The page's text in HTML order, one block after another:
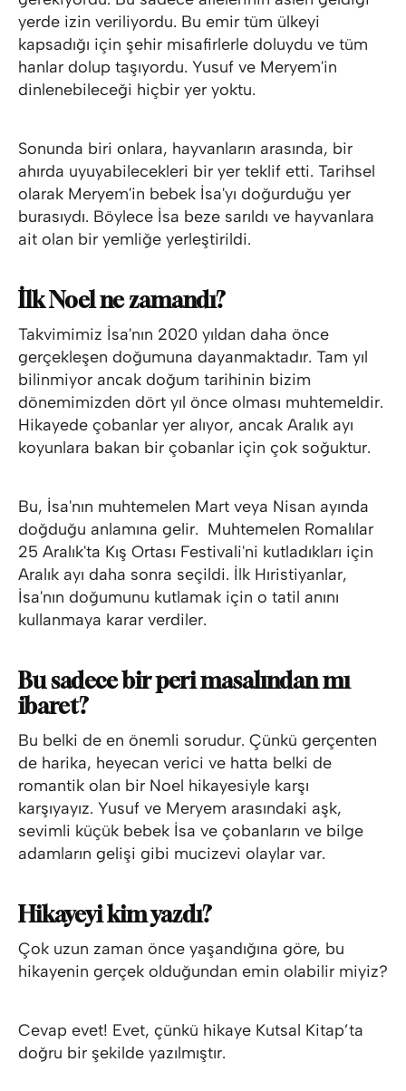
yerde izin veriliyordu. Bu emir tüm ülkeyi
kapsadığı için şehir misafirlerle doluydu ve tüm
hanlar dolup taşıyordu. Yusuf ve Meryem'in
dinlenebileceği hiçbir yer yoktu.
Sonunda biri onlara, hayvanların arasında, bir
ahırda uyuyabilecekleri bir yer teklif etti. Tarihsel
olarak Meryem'in bebek İsa'yı doğurduğu yer
burasıydı. Böylece İsa beze sarıldı ve hayvanlara
ait olan bir yemliğe yerleştirildi.
İlk Noel ne zamandı?
Takvimimiz İsa'nın 2020 yıldan daha önce
gerçekleşen doğumuna dayanmaktadır. Tam yıl
bilinmiyor ancak doğum tarihinin bizim
dönemimizden dört yıl önce olması muhtemeldir.
Hikayede çobanlar yer alıyor, ancak Aralık ayı
koyunlara bakan bir çobanlar için çok soğuktur.
Bu, İsa'nın muhtemelen Mart veya Nisan ayında
doğduğu anlamına gelir. Muhtemelen Romalılar
25 Aralık'ta Kış Ortası Festivali'ni kutladıkları için
Aralık ayı daha sonra seçildi. İlk Hıristiyanlar,
İsa'nın doğumunu kutlamak için o tatil anını
kullanmaya karar verdiler.
Bu sadece bir peri masalından mı
ibaret?
Bu belki de en önemli sorudur. Çünkü gerçenten
de harika, heyecan verici ve hatta belki de
romantik olan bir Noel hikayesiyle karşı
karşıyayız. Yusuf ve Meryem arasındaki aşk,
sevimli küçük bebek İsa ve çobanların ve bilge
adamların gelişi gibi mucizevi olaylar var.
Hikayeyi kim yazdı?
Çok uzun zaman önce yaşandığına göre, bu
hikayenin gerçek olduğundan emin olabilir miyiz?
Cevap evet! Evet, çünkü hikaye Kutsal Kitap’ta
doğru bir şekilde yazılmıştır.